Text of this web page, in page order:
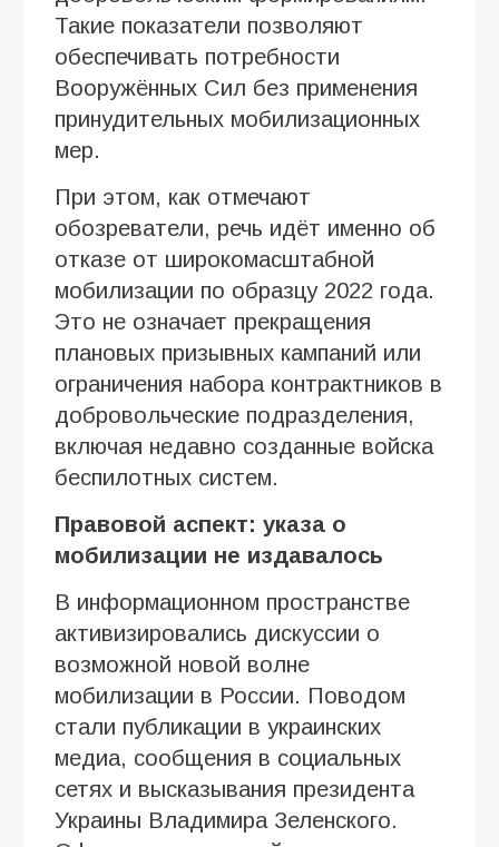
Такие показатели позволяют
обеспечивать потребности
Вооружённых Сил без применения
принудительных мобилизационных
мер.
При этом, как отмечают
обозреватели, речь идёт именно об
отказе от широкомасштабной
мобилизации по образцу 2022 года.
Это не означает прекращения
плановых призывных кампаний или
ограничения набора контрактников в
добровольческие подразделения,
включая недавно созданные войска
беспилотных систем.
Правовой аспект: указа о
мобилизации не издавалось
В информационном пространстве
активизировались дискуссии о
возможной новой волне
мобилизации в России. Поводом
стали публикации в украинских
медиа, сообщения в социальных
сетях и высказывания президента
Украины Владимира Зеленского.